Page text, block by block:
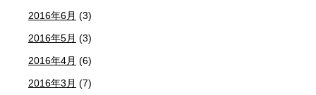
2016年6月 (3)
2016年5月 (3)
2016年4月 (6)
2016年3月 (7)